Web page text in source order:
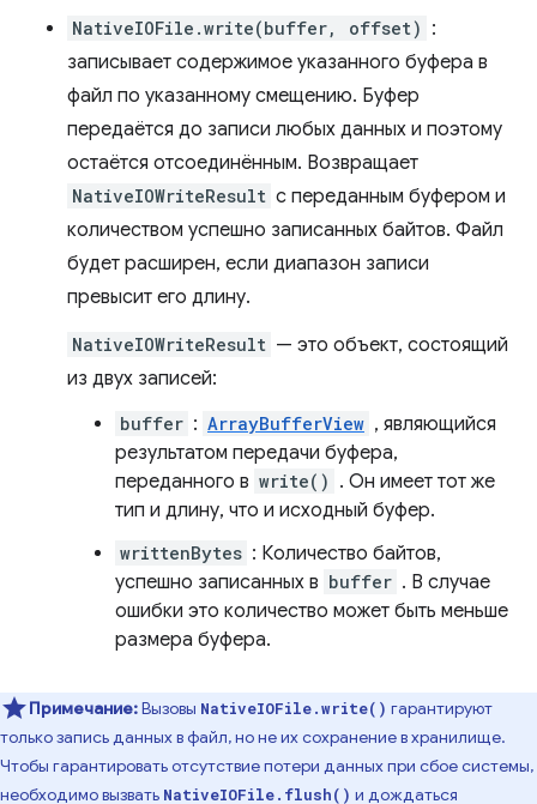
NativeIOFile.write(buffer, offset) :
записывает содержимое указанного буфера в
файл по указанному смещению. Буфер
передаётся до записи любых данных и поэтому
остаётся отсоединённым. Возвращает
NativeIOWriteResult с переданным буфером и
количеством успешно записанных байтов. Файл
будет расширен, если диапазон записи
превысит его длину.
NativeIOWriteResult — это объект, состоящий
из двух записей:
buffer : ArrayBufferView , являющийся
результатом передачи буфера,
переданного в write() . Он имеет тот же
тип и длину, что и исходный буфер.
writtenBytes : Количество байтов,
успешно записанных в buffer . В случае
ошибки это количество может быть меньше
размера буфера.
Примечание:Вызовы NativeIOFile.write() гарантируют
только запись данных в файл, но не их сохранение в хранилище.
Чтобы гарантировать отсутствие потери данных при сбое системы,
необходимо вызвать NativeIOFile.flush() и дождаться